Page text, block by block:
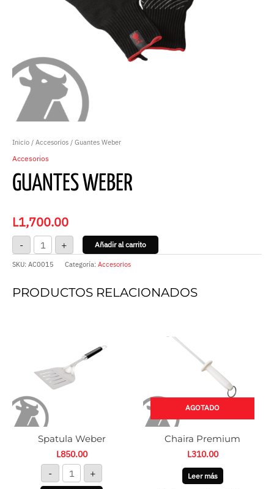
Inicio / Accesorios / Guantes Weber
Accesorios
GUANTES WEBER
L1,700.00
- + Añadir al carrito
SKU: AC0015 Categoría: Accesorios
PRODUCTOS RELACIONADOS
Spatula Weber
L850.00
- +
AGOTADO
Chaira Premium
L310.00
Leer más